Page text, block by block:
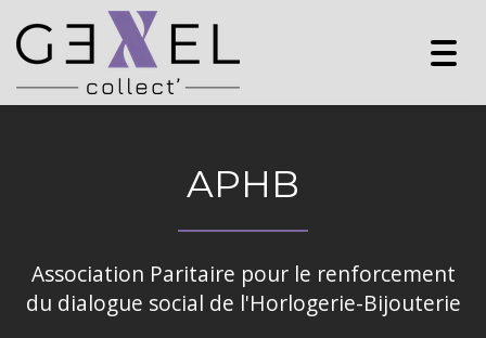
APHB
Association Paritaire pour le renforcement
du dialogue social de l'Horlogerie-Bijouterie